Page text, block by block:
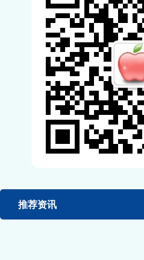
推荐资讯